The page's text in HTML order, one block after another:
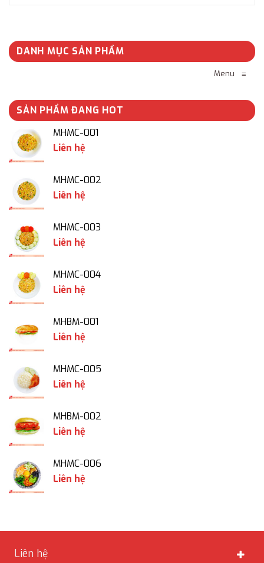
DANH MỤC SẢN PHẨM
Menu ≡
SẢN PHẨM ĐANG HOT
MHMC-001
Liên hệ
MHMC-002
Liên hệ
MHMC-003
Liên hệ
MHMC-004
Liên hệ
MHBM-001
Liên hệ
MHMC-005
Liên hệ
MHBM-002
Liên hệ
MHMC-006
Liên hệ
Liên hệ